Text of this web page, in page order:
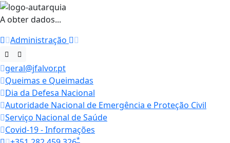
A obter dados...
Administração
geral@jfalvor.pt
Queimas e Queimadas
Dia da Defesa Nacional
Autoridade Nacional de Emergência e Proteção Civil
Serviço Nacional de Saúde
Covid-19 - Informações
*